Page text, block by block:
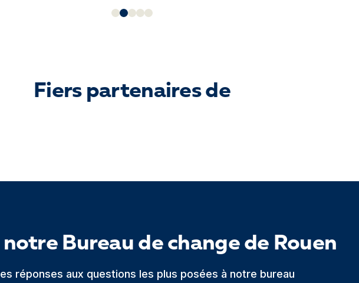
Fiers partenaires de
notre Bureau de change de Rouen
réponses aux questions les plus posées à notre bureau